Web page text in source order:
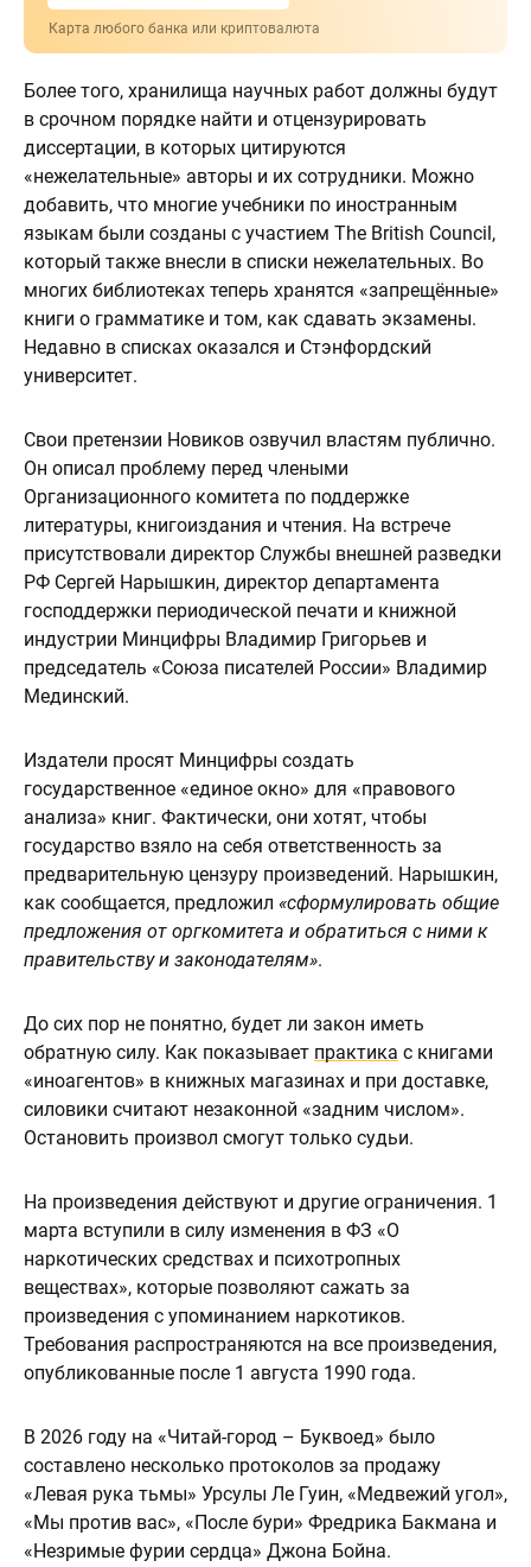
Карта любого банка или криптовалюта
Более того, хранилища научных работ должны будут
в срочном порядке найти и отцензурировать
диссертации, в которых цитируются
«нежелательные» авторы и их сотрудники. Можно
добавить, что многие учебники по иностранным
языкам были созданы с участием The British Council,
который также внесли в списки нежелательных. Во
многих библиотеках теперь хранятся «запрещённые»
книги о грамматике и том, как сдавать экзамены.
Недавно в списках оказался и Стэнфордский
университет.
Свои претензии Новиков озвучил властям публично.
Он описал проблему перед члеными
Организационного комитета по поддержке
литературы, книгоиздания и чтения. На встрече
присутствовали директор Службы внешней разведки
РФ Сергей Нарышкин, директор департамента
господдержки периодической печати и книжной
индустрии Минцифры Владимир Григорьев и
председатель «Союза писателей России» Владимир
Мединский.
Издатели просят Минцифры создать
государственное «единое окно» для «правового
анализа» книг. Фактически, они хотят, чтобы
государство взяло на себя ответственность за
предварительную цензуру произведений. Нарышкин,
как сообщается, предложил «сформулировать общие
предложения от оргкомитета и обратиться с ними к
правительству и законодателям».
До сих пор не понятно, будет ли закон иметь
обратную силу. Как показывает практика с книгами
«иноагентов» в книжных магазинах и при доставке,
силовики считают незаконной «задним числом».
Остановить произвол смогут только судьи.
На произведения действуют и другие ограничения. 1
марта вступили в силу изменения в ФЗ «О
наркотических средствах и психотропных
веществах», которые позволяют сажать за
произведения с упоминанием наркотиков.
Требования распространяются на все произведения,
опубликованные после 1 августа 1990 года.
В 2026 году на «Читай-город – Буквоед» было
составлено несколько протоколов за продажу
«Левая рука тьмы» Урсулы Ле Гуин, «Медвежий угол»,
«Мы против вас», «После бури» Фредрика Бакмана и
«Незримые фурии сердца» Джона Бойна.